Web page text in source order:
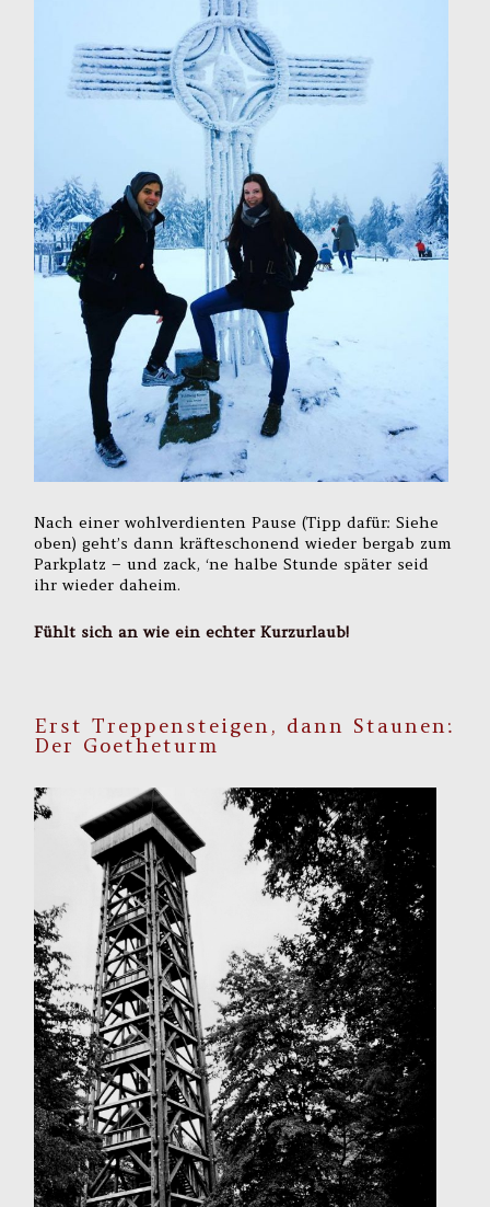
Nach einer wohlverdienten Pause (Tipp dafür: Siehe
oben) geht’s dann kräfteschonend wieder bergab zum
Parkplatz – und zack, ‘ne halbe Stunde später seid
ihr wieder daheim.
Fühlt sich an wie ein echter Kurzurlaub!
Erst Treppensteigen, dann Staunen:
Der Goetheturm